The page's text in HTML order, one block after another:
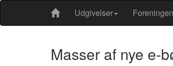
Udgivelser Foreningen
Masser af nye e-